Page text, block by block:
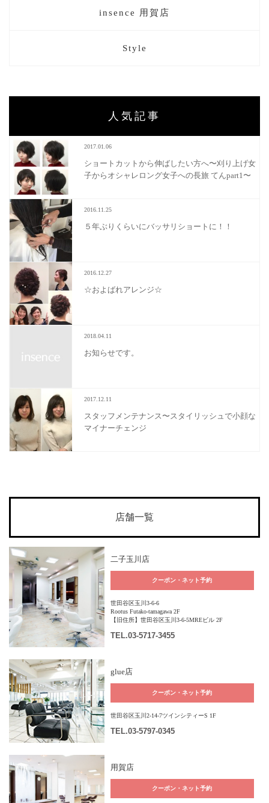
insence 用賀店
Style
人気記事
2017.01.06
ショートカットから伸ばしたい方へ〜刈り上げ女
子からオシャレロング女子への長旅 てんpart1〜
2016.11.25
５年ぶりくらいにバッサリショートに！！
2016.12.27
☆およばれアレンジ☆
2018.04.11
お知らせです。
2017.12.11
スタッフメンテナンス〜スタイリッシュで小顔な
マイナーチェンジ
店舗一覧
二子玉川店
クーポン・ネット予約
世田谷区玉川3-6-6
Rootus Futako-tamagawa 2F
【旧住所】世田谷区玉川3-6-5MREビル 2F
TEL.03-5717-3455
glue店
クーポン・ネット予約
世田谷区玉川2-14-7ツインシティーS 1F
TEL.03-5797-0345
用賀店
クーポン・ネット予約